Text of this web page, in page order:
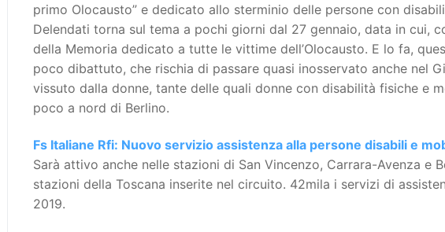
primo Olocausto” e dedicato allo sterminio delle persone con
Delendati torna sul tema a pochi giorni dal 27 gennaio, data in cui,
della Memoria dedicato a tutte le vittime dell’Olocausto. E lo fa,
poco dibattuto, che rischia di passare quasi inosservato anche nel
vissuto dalla donne, tante delle quali donne con disabilità fisiche e
poco a nord di Berlino.
Fs Italiane Rfi: Nuovo servizio assistenza alla persone disabili e
Sarà attivo anche nelle stazioni di San Vincenzo, Carrara-Avenza e
stazioni della Toscana inserite nel circuito. 42mila i servizi di
2019.